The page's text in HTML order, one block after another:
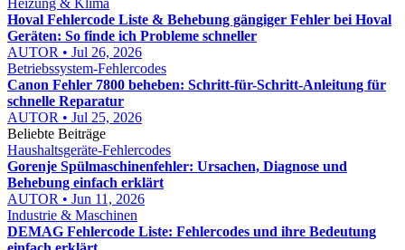
Heizung & Klima
Hoval Fehlercode Liste & Behebung gängiger Fehler bei Hoval
Geräten: So finde ich Probleme schneller
AUTOR • Jul 26, 2026
Betriebssystem-Fehlercodes
Canon Fehler 7800 beheben: Schritt-für-Schritt-Anleitung für
schnelle Reparatur
AUTOR • Jul 25, 2026
Beliebte Beiträge
Haushaltsgeräte-Fehlercodes
Gorenje Spülmaschinenfehler: Ursachen, Diagnose und
Behebung einfach erklärt
AUTOR • Jun 11, 2026
Industrie & Maschinen
DEMAG Fehlercode Liste: Fehlercodes und ihre Bedeutung